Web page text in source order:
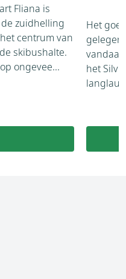
Fliana is
zuidhelling
centrum van
skibushalte.
ongevee...
Het
het